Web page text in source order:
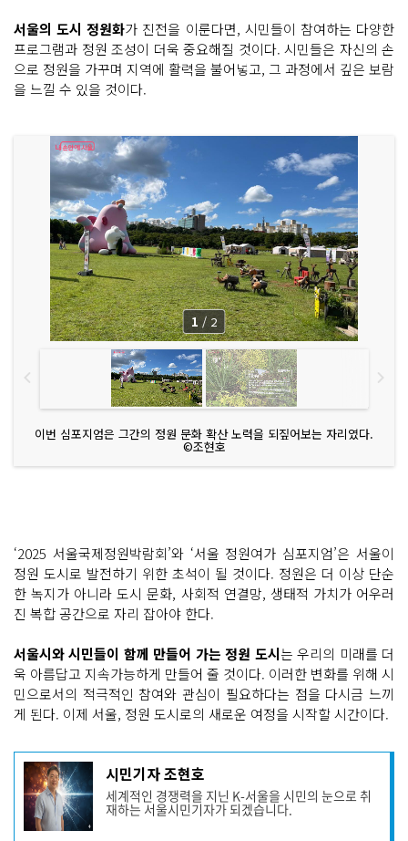
서울의 도시 정원화가 진전을 이룬다면, 시민들이 참여하는 다양한
프로그램과 정원 조성이 더욱 중요해질 것이다. 시민들은 자신의 손
으로 정원을 가꾸며 지역에 활력을 불어넣고, 그 과정에서 깊은 보람
을 느낄 수 있을 것이다.
이번 심포지엄은 그간의 정원 문화 확산 노력을 되짚어보는 자리였다.
©조현호
1 / 2
‘2025 서울국제정원박람회’와 ‘서울 정원여가 심포지엄’은 서울이
정원 도시로 발전하기 위한 초석이 될 것이다. 정원은 더 이상 단순
한 녹지가 아니라 도시 문화, 사회적 연결망, 생태적 가치가 어우러
진 복합 공간으로 자리 잡아야 한다.
서울시와 시민들이 함께 만들어 가는 정원 도시는 우리의 미래를 더
욱 아름답고 지속가능하게 만들어 줄 것이다. 이러한 변화를 위해 시
민으로서의 적극적인 참여와 관심이 필요하다는 점을 다시금 느끼
게 된다. 이제 서울, 정원 도시로의 새로운 여정을 시작할 시간이다.
기
사
작
성
자
시민기자 조현호
세계적인 경쟁력을 지닌 K-서울을 시민의 눈으로 취
재하는 서울시민기자가 되겠습니다.